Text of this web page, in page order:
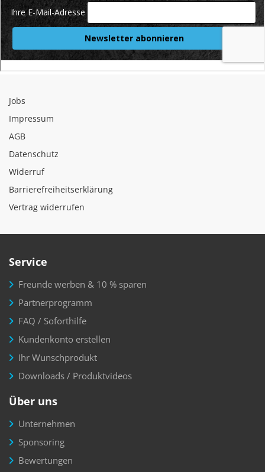
Jobs
Impressum
AGB
Datenschutz
Widerruf
Barrierefreiheitserklärung
Vertrag widerrufen
Service
Freunde werben & 10 % sparen
Partnerprogramm
FAQ / Soforthilfe
Kundenkonto erstellen
Ihr Wunschprodukt
Downloads / Produktvideos
Über uns
Unternehmen
Sponsoring
Bewertungen